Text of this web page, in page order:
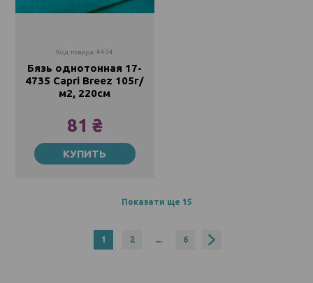
Код товара: 4434
Бязь однотонная 17-
4735 Capri Breez 105г/
м2, 220см
81 ₴
Метр
81 ₴ КУПИТЬ
1 2 ... 6
Показати ще 15